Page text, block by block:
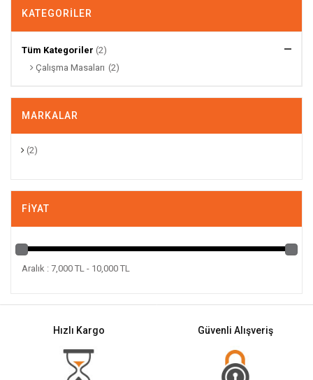
KATEGORILER
Tüm Kategoriler (2)
Çalışma Masaları (2)
MARKALAR
(2)
FIYAT
Aralık : 7,000 TL - 10,000 TL
Hızlı Kargo Güvenli Alışveriş